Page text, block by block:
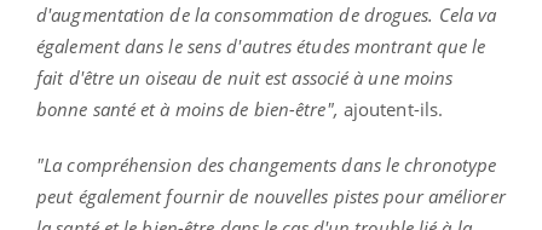
d'augmentation de la consommation de drogues. Cela va
également dans le sens d'autres études montrant que le
fait d'être un oiseau de nuit est associé à une moins
bonne santé et à moins de bien-être", ajoutent-ils.
"La compréhension des changements dans le chronotype
peut également fournir de nouvelles pistes pour améliorer